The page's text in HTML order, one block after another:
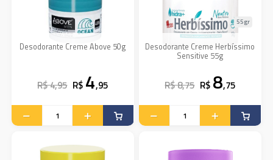
Desodorante Creme Above 50g
R$ 4,95 R$ 4,95
Desodorante Creme Herbíssimo
Sensitive 55g
55gr
R$ 8,75 R$ 8,75